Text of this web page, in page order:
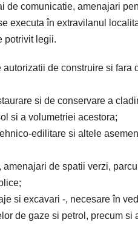
de comunicatie, amenajari
executa în extravilanul
potrivit legii.
de construire si fara
si de conservare a
si a volumetriei acestora;
edilitare si altele
de spatii verzi,
si excavari -, necesare în
de gaze si petrol, precum si